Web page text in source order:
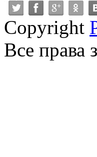
Copyright
Все права